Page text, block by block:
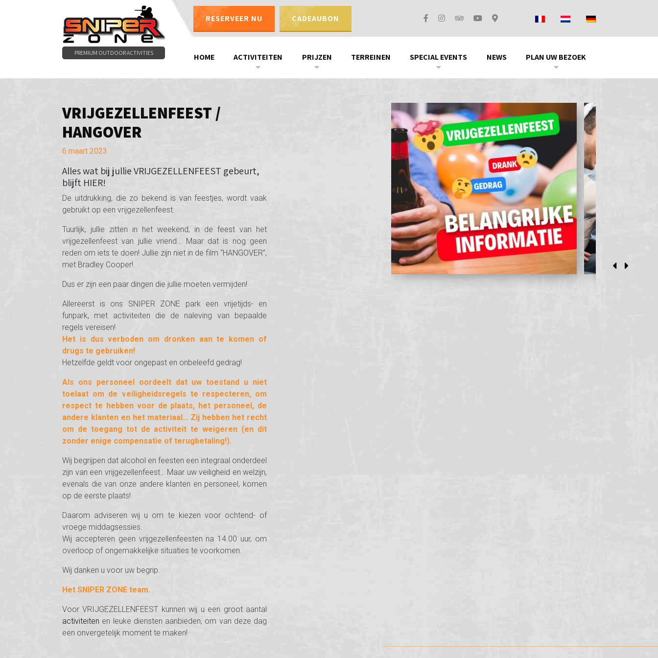
PREMIUM OUTDOOR ACTIVITIES
RESERVEER NU CADEAUBON
HOME ACTIVITEITEN PRIJZEN TERREINEN SPECIAL EVENTS NEWS PLAN UW BEZOEK
VRIJGEZELLENFEEST /
HANGOVER
6 maart 2023
Alles wat bij jullie VRIJGEZELLENFEEST gebeurt,
blijft HIER!
De uitdrukking, die zo bekend is van feestjes, wordt vaak
gebruikt op een vrijgezellenfeest.
Tuurlijk, jullie zitten in het weekend, in de feest van het
vrijgezellenfeest van jullie vriend… Maar dat is nog geen
reden om iets te doen! Jullie zijn niet in de film “HANGOVER”,
met Bradley Cooper!
Dus er zijn een paar dingen die jullie moeten vermijden!
Allereerst is ons SNIPER ZONE park een vrijetijds- en
funpark, met activiteiten die de naleving van bepaalde
regels vereisen!
Het is dus verboden om dronken aan te komen of
drugs te gebruiken!
Hetzelfde geldt voor ongepast en onbeleefd gedrag!
Als ons personeel oordeelt dat uw toestand u niet
toelaat om de veiligheidsregels te respecteren, om
respect te hebben voor de plaats, het personeel, de
andere klanten en het materiaal… Zij hebben het recht
om de toegang tot de activiteit te weigeren (en dit
zonder enige compensatie of terugbetaling!).
Wij begrijpen dat alcohol en feesten een integraal onderdeel
zijn van een vrijgezellenfeest… Maar uw veiligheid en welzijn,
evenals die van onze andere klanten en personeel, komen
op de eerste plaats!
Daarom adviseren wij u om te kiezen voor ochtend- of
vroege middagsessies.
Wij accepteren geen vrijgezellenfeesten na 14.00 uur, om
overloop of ongemakkelijke situaties te voorkomen.
Wij danken u voor uw begrip.
Het SNIPER ZONE team.
Voor VRIJGEZELLENFEEST kunnen wij u een groot aantal
activiteiten en leuke diensten aanbieden, om van deze dag
een onvergetelijk moment te maken!